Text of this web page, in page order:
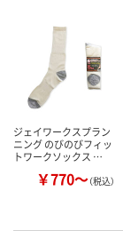
ジェイワークスプラン
ニング のびのびフィッ
トワークソックス …
￥770～（税込）